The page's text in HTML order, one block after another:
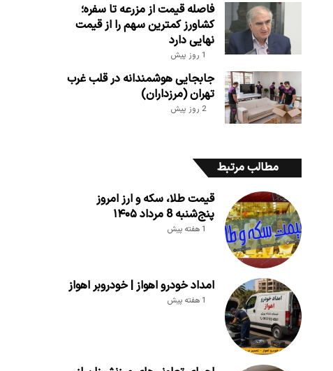
فاصله قیمت از مزرعه تا سفره؛
کشاورز کمترین سهم را از قیمت
نهایی دارد
1 روز پیش
جابجایی هوشمندانه در قلب غرب
تهران (مرزداران)
2 روز پیش
مطالب مرتبط
قیمت طلا، سکه و ارز امروز
پنج‌شنبه 8 مرداد ۱۴۰۵
1 هفته پیش
امداد خودرو اهواز | خودروبر اهواز
1 هفته پیش